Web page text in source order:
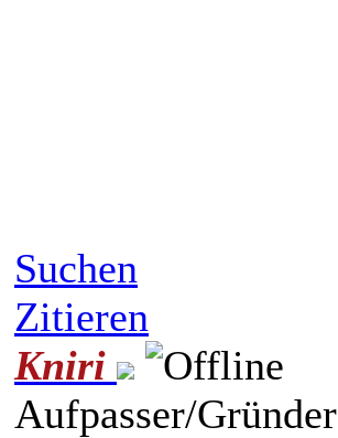
Suchen
Zitieren
Kniri
Aufpasser/Gründer